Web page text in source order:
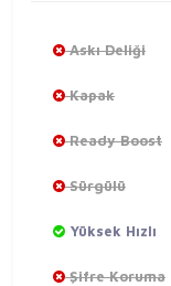
Askı Deliği
Kapak
Ready Boost
Sürgülü
Yüksek Hızlı
Şifre Koruma